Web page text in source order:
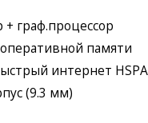
граф.процессор
памяти
интернет
(9.3 мм)